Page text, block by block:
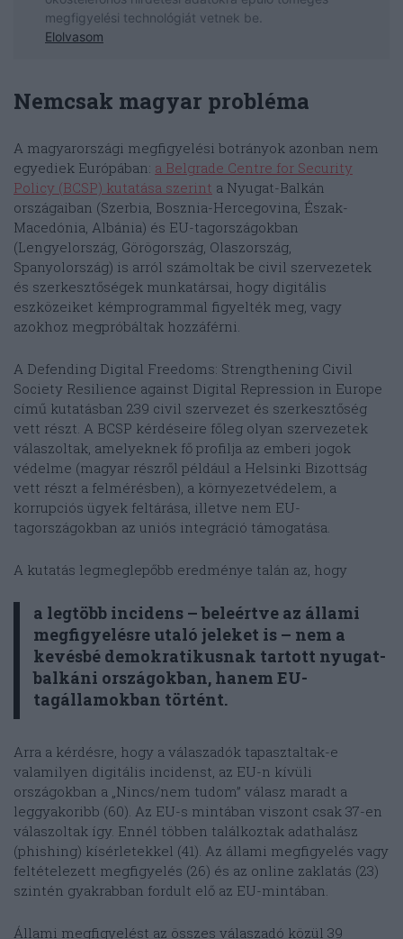
Nemcsak magyar probléma
A magyarországi megfigyelési botrányok azonban nem
egyediek Európában: a Belgrade Centre for Security
Policy (BCSP) kutatása szerint a Nyugat-Balkán
országaiban (Szerbia, Bosznia-Hercegovina, Észak-
Macedónia, Albánia) és EU-tagországokban
(Lengyelország, Görögország, Olaszország,
Spanyolország) is arról számoltak be civil szervezetek
és szerkesztőségek munkatársai, hogy digitális
eszközeiket kémprogrammal figyelték meg, vagy
azokhoz megpróbáltak hozzáférni.
A Defending Digital Freedoms: Strengthening Civil
Society Resilience against Digital Repression in Europe
című kutatásban 239 civil szervezet és szerkesztőség
vett részt. A BCSP kérdéseire főleg olyan szervezetek
válaszoltak, amelyeknek fő profilja az emberi jogok
védelme (magyar részről például a Helsinki Bizottság
vett részt a felmérésben), a környezetvédelem, a
korrupciós ügyek feltárása, illetve nem EU-
tagországokban az uniós integráció támogatása.
A kutatás legmeglepőbb eredménye talán az, hogy
a legtöbb incidens – beleértve az állami
megfigyelésre utaló jeleket is – nem a
kevésbé demokratikusnak tartott nyugat-
balkáni országokban, hanem EU-
tagállamokban történt.
Arra a kérdésre, hogy a válaszadók tapasztaltak-e
valamilyen digitális incidenst, az EU-n kívüli
országokban a „Nincs/nem tudom” válasz maradt a
leggyakoribb (60). Az EU-s mintában viszont csak 37-en
válaszoltak így. Ennél többen találkoztak adathalász
(phishing) kísérletekkel (41). Az állami megfigyelés vagy
feltételezett megfigyelés (26) és az online zaklatás (23)
szintén gyakrabban fordult elő az EU-mintában.
Állami megfigyelést az összes válaszadó közül 39